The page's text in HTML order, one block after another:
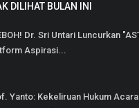
DILIHAT BULAN INI
Dr. Sri Untari Luncurkan
Aspirasi...
Yanto: Kekeliruan Hukum